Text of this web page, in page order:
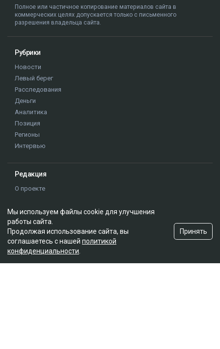
Полное или частичное копирование материалов сайта в
коммерческих целях допускается только с письменного
разрешения владельца сайта.
Рубрики
Новости
Левый берег
Расследования
Деньги
Аналитика
Позиция
Регионы
Интервью
Редакция
О проекте
Реклама на сайте
Контакты
Редакционная политика
Мы в социальных сетях
Мы используем файлы cookie для улучшения
работы сайта.
Продолжая использование сайта, вы
соглашаетесь с нашей политикой
конфиденциальности
Принять